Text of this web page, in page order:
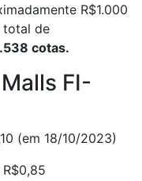
R$1.000
total de
cotas.
FI-
(em 18/10/2023)